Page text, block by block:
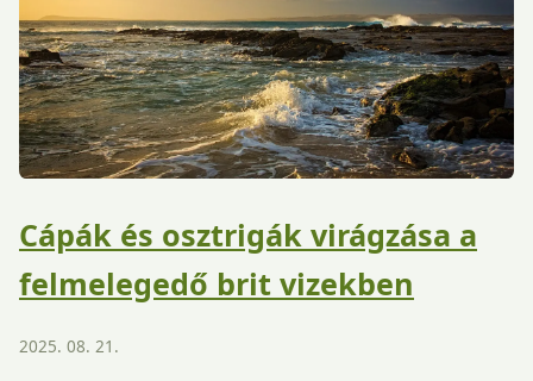
Cápák és osztrigák virágzása a
felmelegedő brit vizekben
2025. 08. 21.